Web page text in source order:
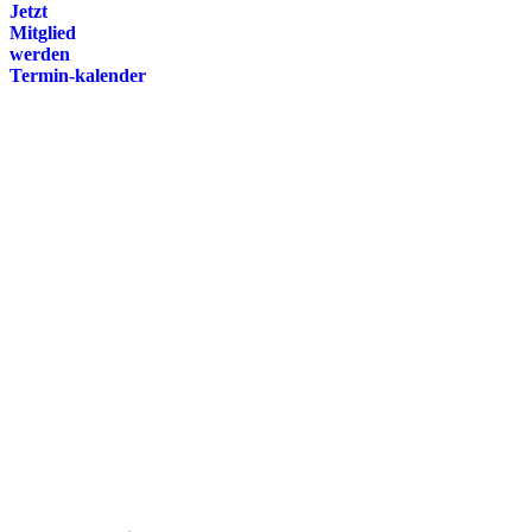
Jetzt
Mitglied
werden
Termin-kalender